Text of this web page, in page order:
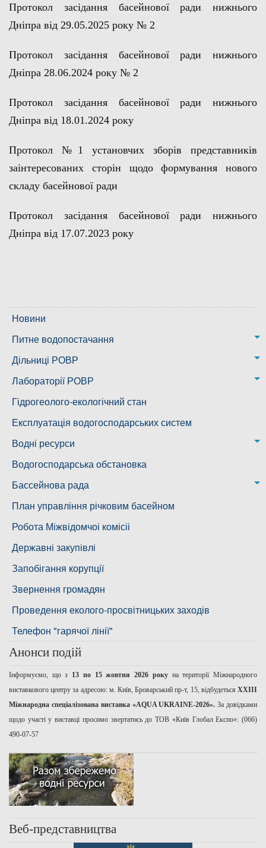
Протокол засідання басейнової ради нижнього
Дніпра від 29.05.2025 року № 2
Протокол засідання басейнової ради нижнього
Дніпра 28.06.2024 року № 2
Протокол засідання басейнової ради нижнього
Дніпра від 18.01.2024 року
Протокол №1 установчих зборів представників
заінтересованих сторін щодо формування нового
складу басейнової ради
Протокол засідання басейнової ради нижнього
Дніпра від 17.07.2023 року
Новини
Питне водопостачання
м. Миколаїв
Казанківська ТГ
Дільниці РОВР
Новоодеська дільниця – водогін № 1,2
Воскресенська дільниця – водогін № 3
Ковалівська дільниця
Новобузька дільниця
Снігурівська дільниця
Дільниця з обслуговування насосного обладнання та
водоочисних установок
Лабораторії РОВР
Лабораторія моніторингу вод
Лабораторія питного водопостачання
Гідрогеолого-екологічний стан
Експлуатація водогосподарських систем
Водні ресурси
Режими роботи водних об’єктів
Водогосподарська обстановка
Бассейнова рада
Басейнова рада Південного Бугу
Басейнова рада нижнього Дніпра
Басейнова рада річок Причорномор'я
План управління річковим басейном
Робота Міжвідомчоі комісіі
Державні закупівлі
Запобігання корупції
Звернення громадян
Проведення еколого-просвітницьких заходів
Телефон "гарячої лінії"
Анонси подій
Інформуємо, що з 13 по 15 жовтня 2026 рокуна території Міжнародного
виставкового центру за адресою: м. Київ, Броварський пр-т, 15, відбудеться ХХІІІ
Міжнародна спеціалізована виставка «AQUA UKRAINE-2026».За довідками
щодо участі у виставці просимо звертатись до ТОВ «Київ Глобал Експо»: (066)
490-07-57
Веб-представництва